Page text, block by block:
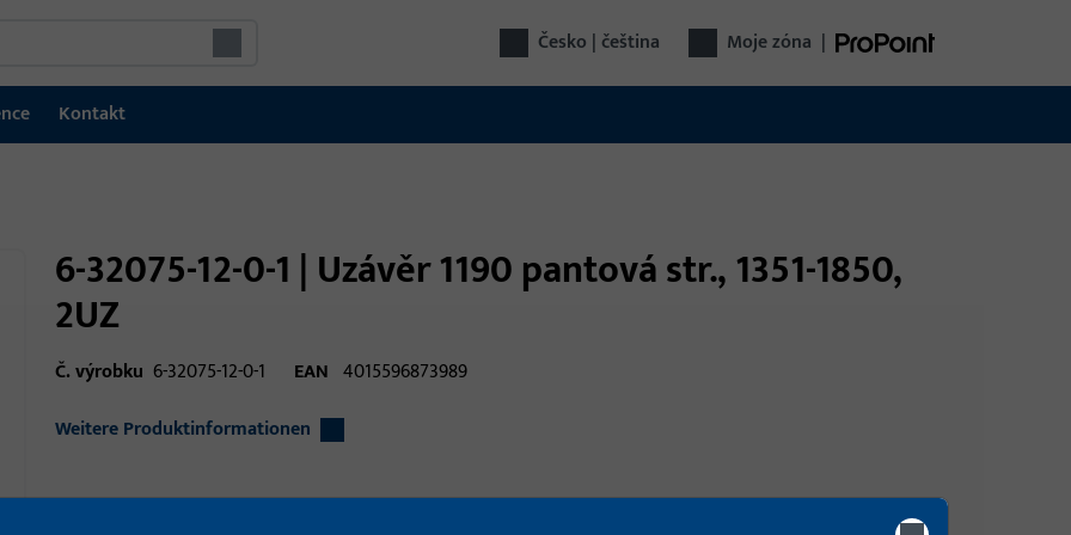
Česko | čeština Moje zóna |
Kontakt
6-32075-12-0-1 | Uzávěr 1190 pantová str., 1351-1850,
2UZ
Č. výrobku 6-32075-12-0-1 EAN 4015596873989
Weitere Produktinformationen